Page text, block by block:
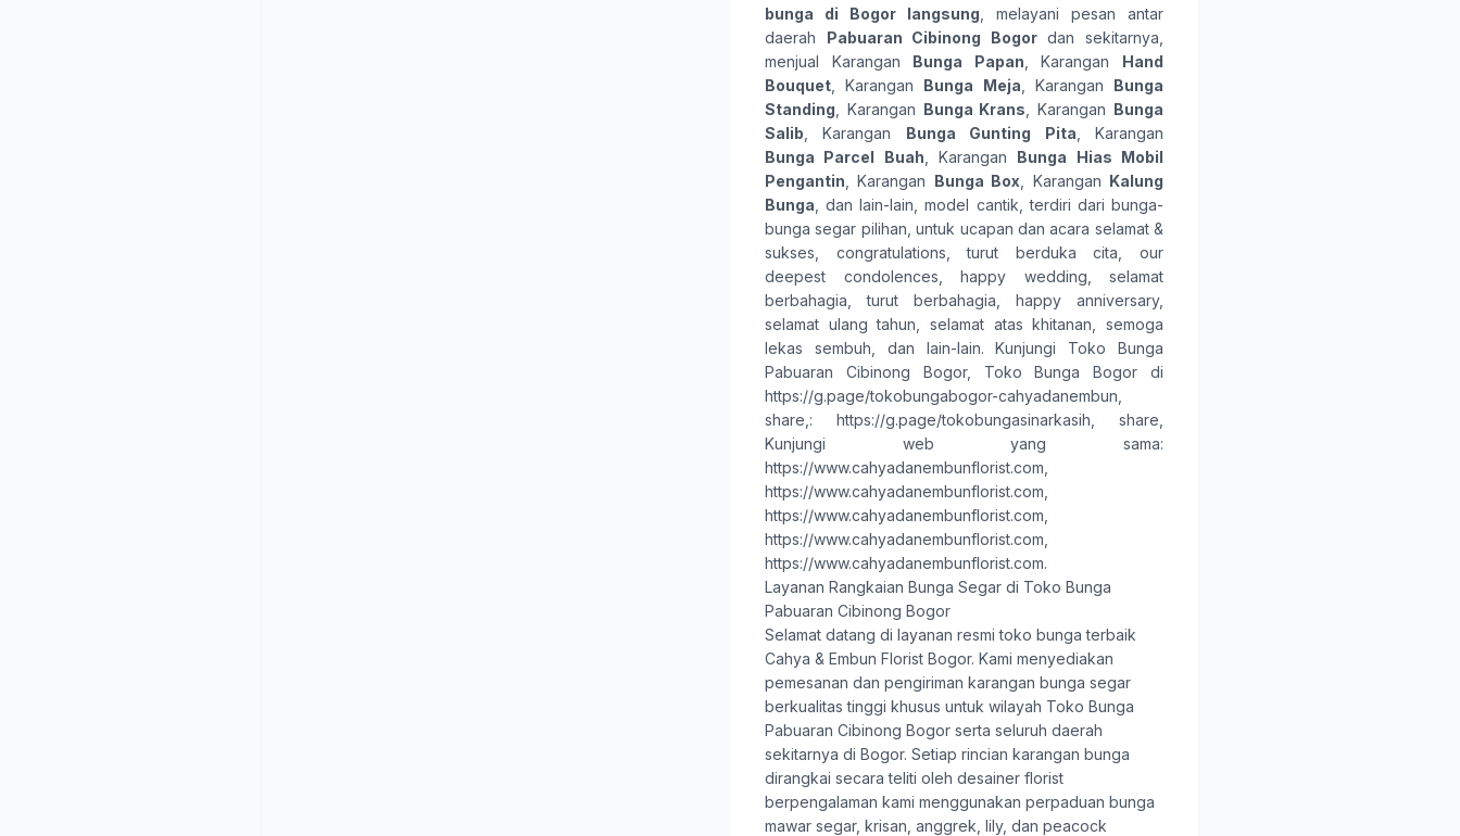
bunga
di Bogor langsung , melayani pesan antar
daerah Pabuaran Cibinong Bogor dan sekitarnya,
menjual Karangan Bunga Papan , Karangan Hand
Bouquet , Karangan Bunga Meja , Karangan Bunga
Standing , Karangan Bunga Krans , Karangan Bunga
Salib , Karangan Bunga Gunting Pita , Karangan
Bunga Parcel Buah , Karangan Bunga Hias Mobil
Pengantin , Karangan Bunga Box , Karangan Kalung
Bunga , dan lain-lain, model cantik, terdiri dari bunga-
bunga segar pilihan, untuk ucapan dan acara selamat &
sukses
congratulations ,turut berduka cita ,our
deepest condolences
happy wedding
selamat
berbahagia ,turut berbahagia happy anniversary,
selamat ulang tahun ,selamat atas khitanan ,semoga
lekas sembuh , dan lain-lain. Kunjungi Toko Bunga
Pabuaran Cibinong Bogor, Toko Bunga Bogor di
https://g.page/tokobungabogor-cahyadanembun,
share, : https://g.page/tokobungasinarkasih, share
Kunjungi web yang sama:
https://www.cahyadanembunflorist.com
https://www.cahyadanembunflorist.com
https://www.cahyadanembunflorist.com
https://www.cahyadanembunflorist.com
https://www.cahyadanembunflorist.com.
Layanan Rangkaian Bunga Segar di Toko Bunga
Pabuaran Cibinong Bogor
Selamat datang di layanan resmi toko bunga terbaik
Cahya & Embun Florist Bogor. Kami menyediakan
pemesanan dan pengiriman karangan bunga segar
berkualitas tinggi khusus untuk wilayah Toko Bunga
Pabuaran Cibinong Bogor serta seluruh daerah
sekitarnya di Bogor. Setiap rincian karangan bunga
dirangkai secara teliti oleh desainer florist
berpengalaman kami menggunakan perpaduan bunga
mawar segar, krisan, anggrek, lily, dan peacock